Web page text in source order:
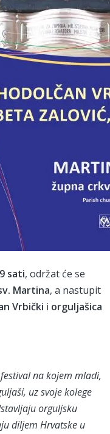
sati, održat će se
Martina, a nastupit
Vrbički i orguljašica
na kojem mladi,
uz svoje kolege
orguljsku
diljem Hrvatske u